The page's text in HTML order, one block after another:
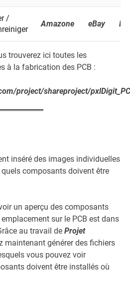
/
Amazone eBay
trouverez ici toutes les
à la fabrication des PCB :
project/shareproject/
inséré des images individuelles
composants doivent être
un aperçu des composants
sur le PCB est dans
au travail deProjet
maintenant générer des fichiers
vous pouvez voir
doivent être installés où